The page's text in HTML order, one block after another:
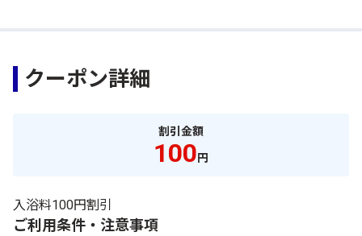
クーポン詳細
割引金額
100円
入浴料100円割引
ご利用条件・注意事項